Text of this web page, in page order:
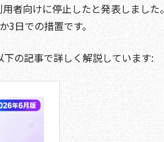
者向けに停止したと発表しました。
日での措置です。
の記事で詳しく解説しています: